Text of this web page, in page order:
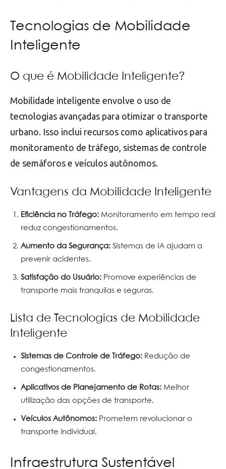
Tecnologias de Mobilidade
Inteligente
O que é Mobilidade Inteligente?
Mobilidade inteligente envolve o uso de
tecnologias avançadas para otimizar o transporte
urbano. Isso inclui recursos como aplicativos para
monitoramento de tráfego, sistemas de controle
de semáforos e veículos autônomos.
Vantagens da Mobilidade Inteligente
Eficiência no Tráfego: Monitoramento em tempo real
reduz congestionamentos.
Aumento da Segurança: Sistemas de IA ajudam a
prevenir acidentes.
Satisfação do Usuário: Promove experiências de
transporte mais tranquilas e seguras.
Lista de Tecnologias de Mobilidade
Inteligente
Sistemas de Controle de Tráfego: Redução de
congestionamentos.
Aplicativos de Planejamento de Rotas: Melhor
utilização das opções de transporte.
Veículos Autônomos: Prometem revolucionar o
transporte individual.
Infraestrutura Sustentável